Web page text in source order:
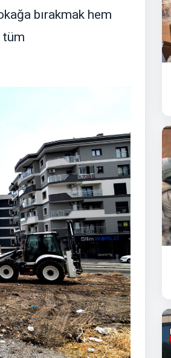
bırakmak hem
tüm